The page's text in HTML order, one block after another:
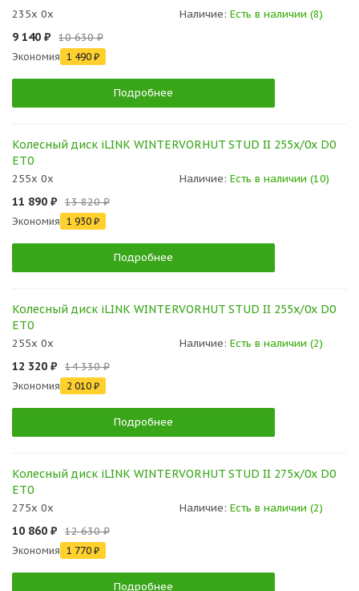
235x 0x Наличие: Есть в наличии (8)
9 140 ₽ 10 630 ₽
Экономия 1 490 ₽
Подробнее
Колесный диск iLINK WINTERVORHUT STUD II 255x/0x D0
ET0
255x 0x Наличие: Есть в наличии (10)
11 890 ₽ 13 820 ₽
Экономия 1 930 ₽
Подробнее
Колесный диск iLINK WINTERVORHUT STUD II 255x/0x D0
ET0
255x 0x Наличие: Есть в наличии (2)
12 320 ₽ 14 330 ₽
Экономия 2 010 ₽
Подробнее
Колесный диск iLINK WINTERVORHUT STUD II 275x/0x D0
ET0
275x 0x Наличие: Есть в наличии (2)
10 860 ₽ 12 630 ₽
Экономия 1 770 ₽
Подробнее